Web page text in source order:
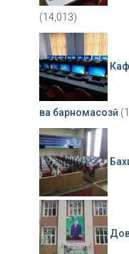
(14,013)
ва барномасозӣ